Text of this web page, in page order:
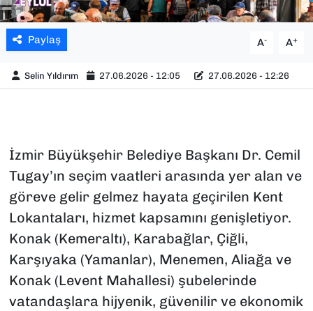
Paylaş A- A+
Selin Yıldırım 27.06.2026 - 12:05 27.06.2026 - 12:26
İzmir Büyükşehir Belediye Başkanı Dr. Cemil
Tugay’ın seçim vaatleri arasında yer alan ve
göreve gelir gelmez hayata geçirilen Kent
Lokantaları, hizmet kapsamını genişletiyor.
Konak (Kemeraltı), Karabağlar, Çiğli,
Karşıyaka (Yamanlar), Menemen, Aliağa ve
Konak (Levent Mahallesi) şubelerinde
vatandaşlara hijyenik, güvenilir ve ekonomik